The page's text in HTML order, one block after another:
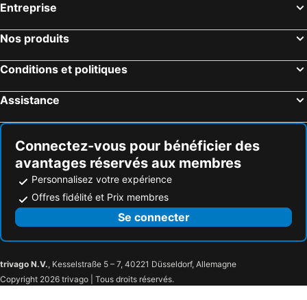
Entreprise
Nos produits
Conditions et politiques
Assistance
Connectez-vous pour bénéficier des
avantages réservés aux membres
Personnalisez votre expérience
Offres fidélité et Prix membres
Se connecter
trivago N.V., Kesselstraße 5 – 7, 40221 Düsseldorf, Allemagne
Copyright 2026 trivago | Tous droits réservés.